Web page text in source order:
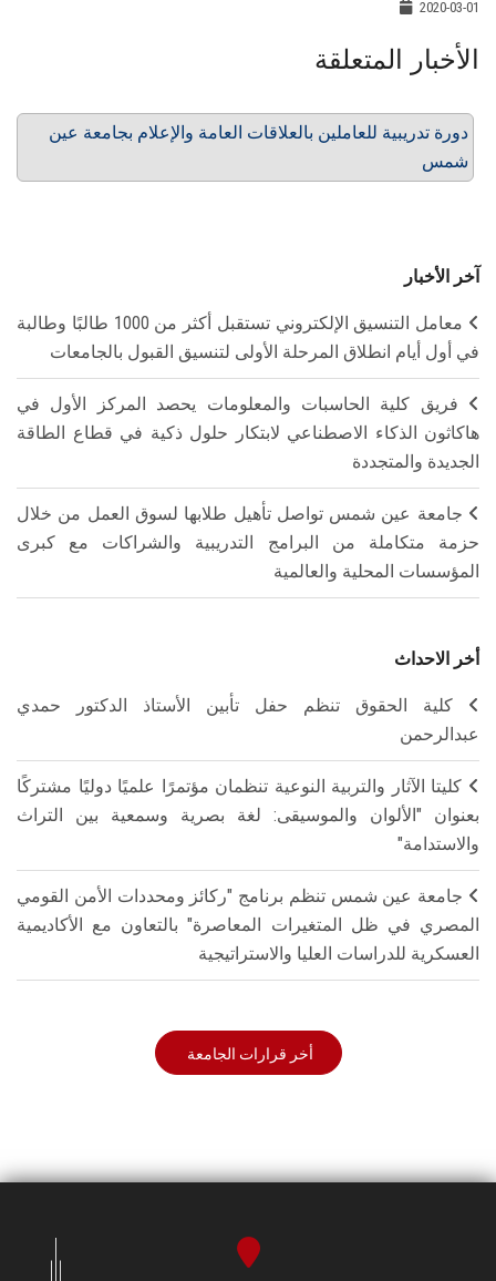
2020-03-01
الأخبار المتعلقة
دورة تدريبية للعاملين بالعلاقات العامة والإعلام بجامعة عين
شمس
آخر الأخبار
معامل التنسيق الإلكتروني تستقبل أكثر من 1000 طالبًا وطالبة
في أول أيام انطلاق المرحلة الأولى لتنسيق القبول بالجامعات
فريق كلية الحاسبات والمعلومات يحصد المركز الأول في
هاكاثون الذكاء الاصطناعي لابتكار حلول ذكية في قطاع الطاقة
الجديدة والمتجددة
جامعة عين شمس تواصل تأهيل طلابها لسوق العمل من خلال
حزمة متكاملة من البرامج التدريبية والشراكات مع كبرى
المؤسسات المحلية والعالمية
أخر الاحداث
كلية الحقوق تنظم حفل تأبين الأستاذ الدكتور حمدي
عبدالرحمن
كليتا الآثار والتربية النوعية تنظمان مؤتمرًا علميًا دوليًا مشتركًا
بعنوان "الألوان والموسيقى: لغة بصرية وسمعية بين التراث
والاستدامة"
جامعة عين شمس تنظم برنامج "ركائز ومحددات الأمن القومي
المصري في ظل المتغيرات المعاصرة" بالتعاون مع الأكاديمية
العسكرية للدراسات العليا والاستراتيجية
أخر قرارات الجامعة